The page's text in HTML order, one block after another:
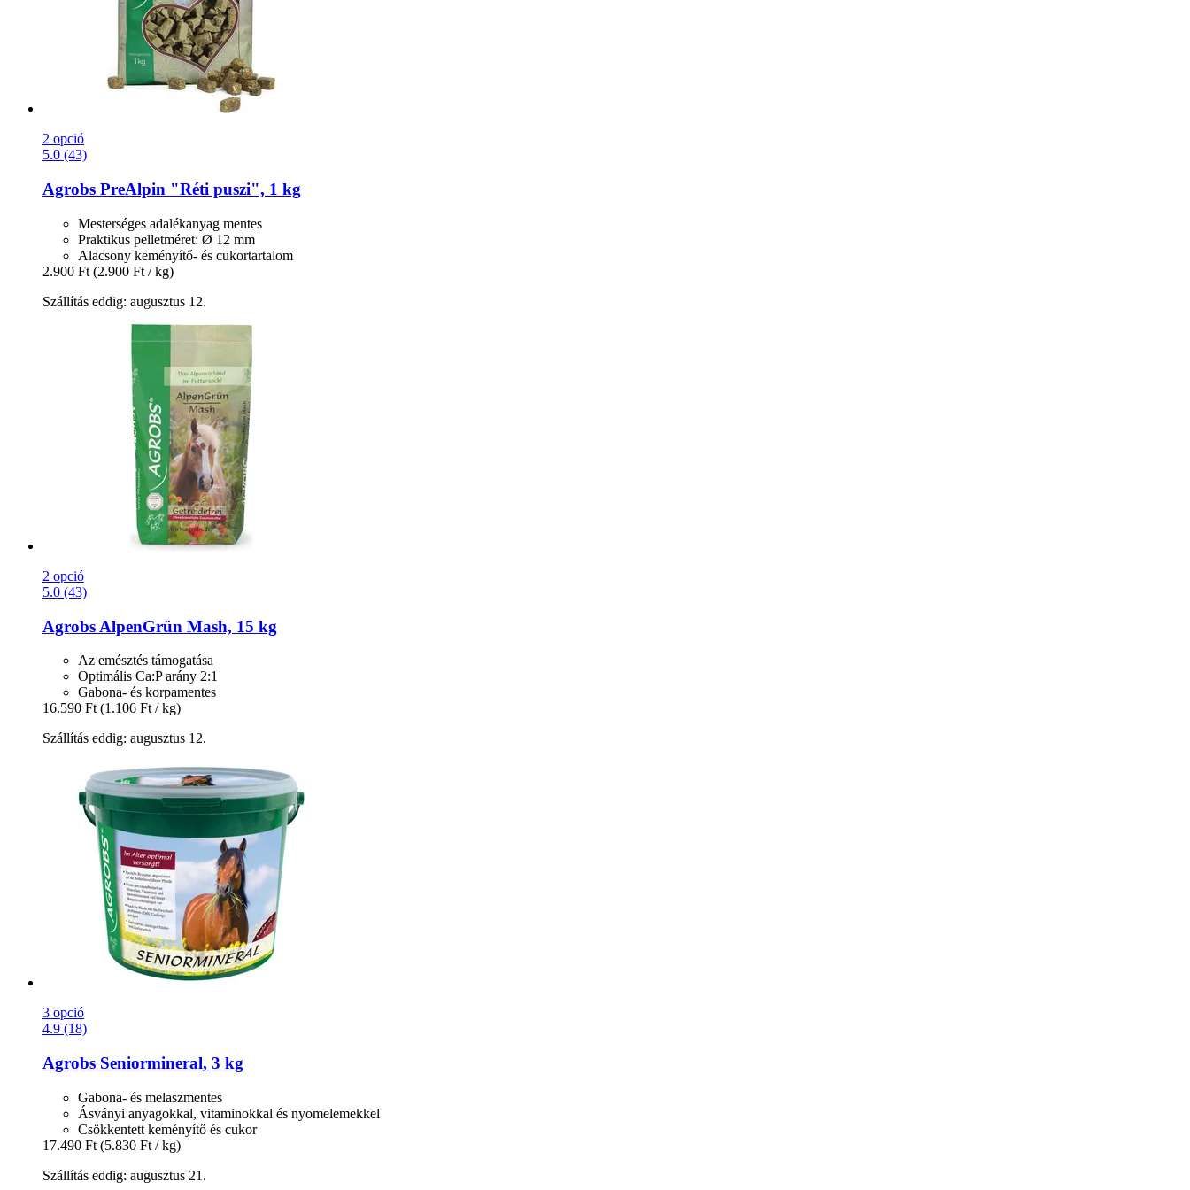
2 opció
5.0 (43)
Agrobs PreAlpin "Réti puszi", 1 kg
Mesterséges adalékanyag mentes
Praktikus pelletméret: Ø 12 mm
Alacsony keményítő- és cukortartalom
2.900 Ft (2.900 Ft / kg)
Szállítás eddig: augusztus 12.
2 opció
5.0 (43)
Agrobs AlpenGrün Mash, 15 kg
Az emésztés támogatása
Optimális Ca:P arány 2:1
Gabona- és korpamentes
16.590 Ft (1.106 Ft / kg)
Szállítás eddig: augusztus 12.
3 opció
4.9 (18)
Agrobs Seniormineral, 3 kg
Gabona- és melaszmentes
Ásványi anyagokkal, vitaminokkal és nyomelemekkel
Csökkentett keményítő és cukor
17.490 Ft (5.830 Ft / kg)
Szállítás eddig: augusztus 21.